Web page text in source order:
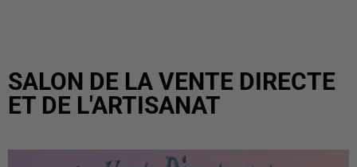
SALON DE LA VENTE DIRECTE
ET DE L'ARTISANAT